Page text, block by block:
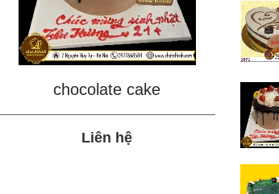
chocolate cake
Liên hệ